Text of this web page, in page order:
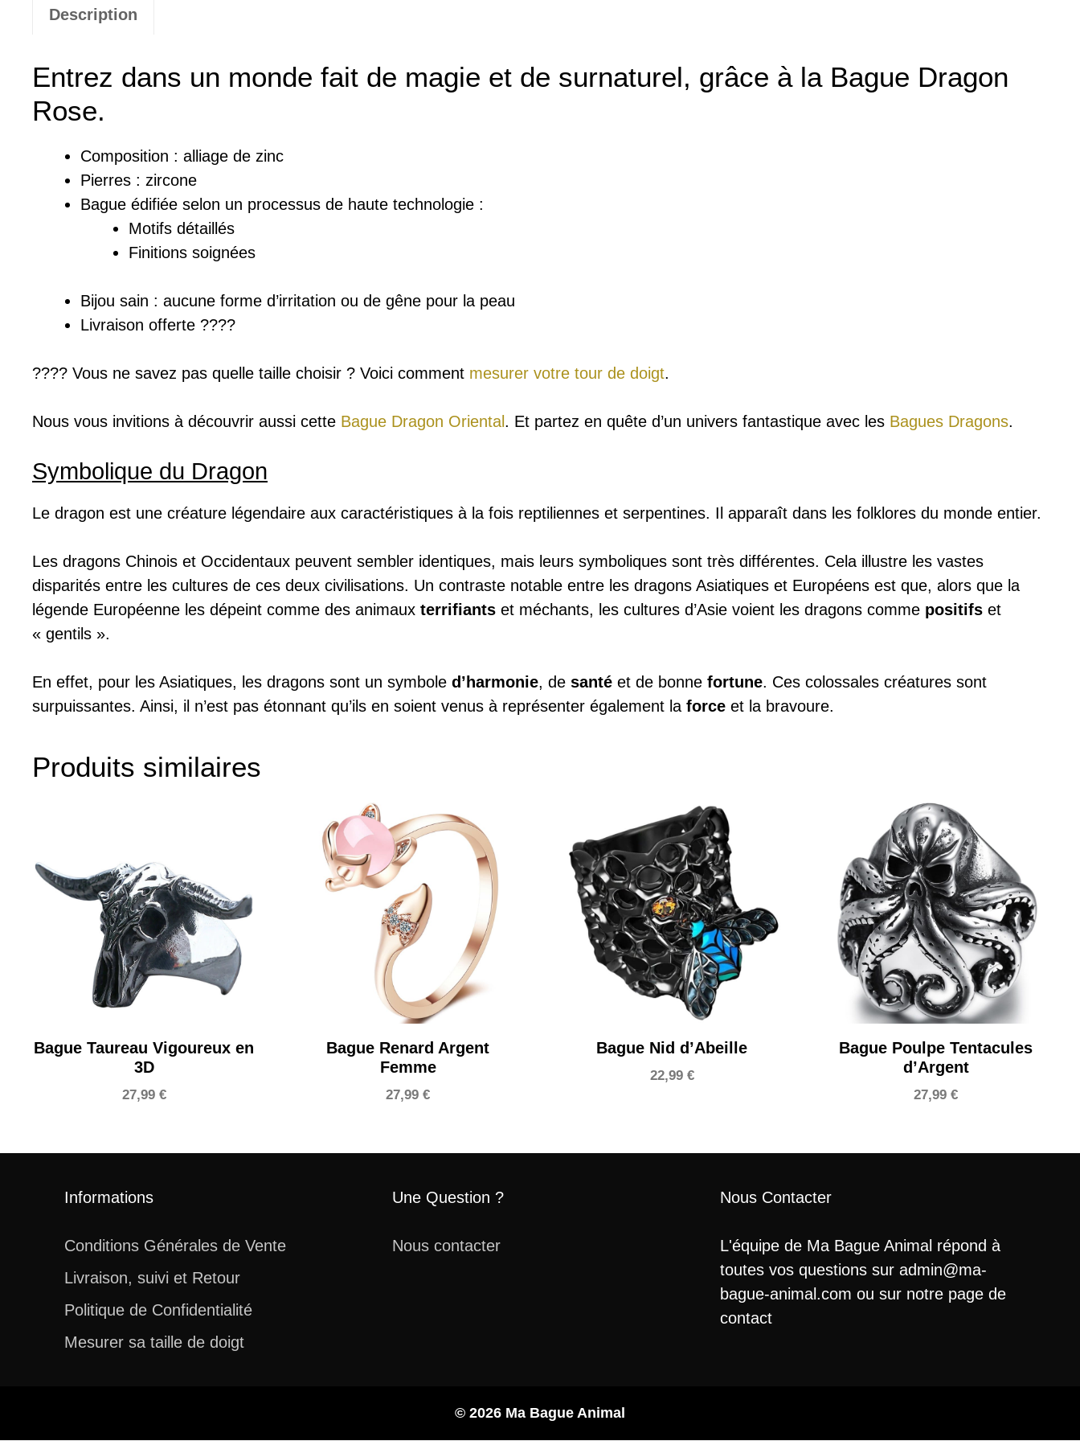
Description
Entrez dans un monde fait de magie et de surnaturel, grâce à la Bague Dragon
Rose.
Composition : a lliage de zinc
Pierres : zircone
Bague édifiée selon un processus de haute technologie :
Motifs détaillés
Finitions soignées
Bijou sain : aucune forme d’irritation ou de gêne pour la peau
Livraison offerte ????
???? Vous ne savez pas quelle taille choisir ? Voici comment mesurer votre tour de doigt.
Nous vous invitions à découvrir aussi cette Bague Dragon Oriental . Et partez en quête d’un univers fantastique avec les Bagues Dragons.
Symbolique du Dragon
Le dragon est une créature légendaire aux caractéristiques à la fois reptiliennes et serpentines. Il apparaît dans les folklores du monde entier.
Les dragons Chinois et Occidentaux peuvent sembler identiques, mais leurs symboliques sont très différentes. Cela illustre les vastes
disparités entre les cultures de ces deux civilisations. Un contraste notable entre les dragons Asiatiques et Européens est que, alors que la
légende Européenne les dépeint comme des animaux terrifiants et méchants, les cultures d’Asie voient les dragons comme positifs et
« gentils ».
En effet, pour les Asiatiques, les dragons sont un symbole d’harmonie, de santé et de bonne fortune. Ces colossales créatures sont
surpuissantes. Ainsi, il n’est pas étonnant qu’ils en soient venus à représenter également la force et la bravoure.
Produits similaires
Bague Taureau Vigoureux en
3D
27,99 €
Bague Renard Argent
Femme
27,99€
Bague Nid d’Abeille
22,99 €
Bague Poulpe Tentacules
d’Argent
27,99€
Informations
Conditions Générales de Vente
Livraison, suivi et Retour
Politique de Confidentialité
Mesurer sa taille de doigt
Une Question ?
Nous contacter
Nous Contacter
L'équipe de Ma Bague Animal répond à
toutes vos questions sur admin@ma-
bague-animal.com ou sur notre page de
contact
© 2026 Ma Bague Animal